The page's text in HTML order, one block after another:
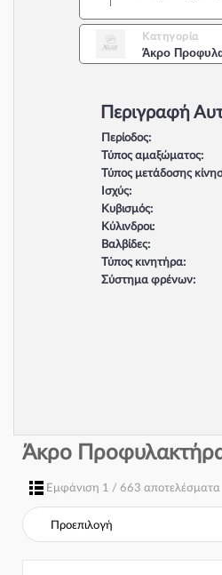
Κατηγορία
Άκρο
Περιγραφή
Περίοδος:
Τύπος αμαξώματος:
Τύπος μετάδοσης
Ισχύς:
Κυβισμός:
Κύλινδροι:
Βαλβίδες:
Τύπος κινητήρα:
Σύστημα φρένων:
Άκρο
Εμφάνιση 1 / 663 αποτελέσματα